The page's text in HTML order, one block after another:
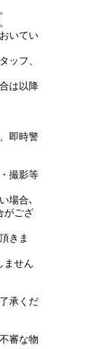
いてい
ッフ、
は以降
即時警
撮影等
場合､
がござ
きま
ません
承くだ
審な物